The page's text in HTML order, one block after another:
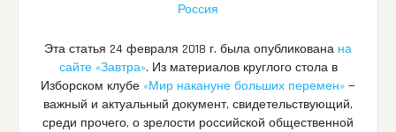
Россия
Эта статья 24 февраля 2018 г. была опубликована на
сайте «Завтра». Из материалов круглого стола в
Изборском клубе «Мир накануне больших перемен» —
важный и актуальный документ, свидетельствующий,
среди прочего, о зрелости российской общественной